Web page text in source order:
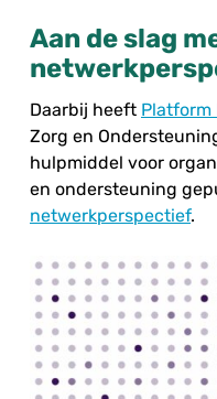
Aan de slag
Daarbij heeft Platform
Zorg en
hulpmiddel voor
en ondersteuning
netwerkperspectief.